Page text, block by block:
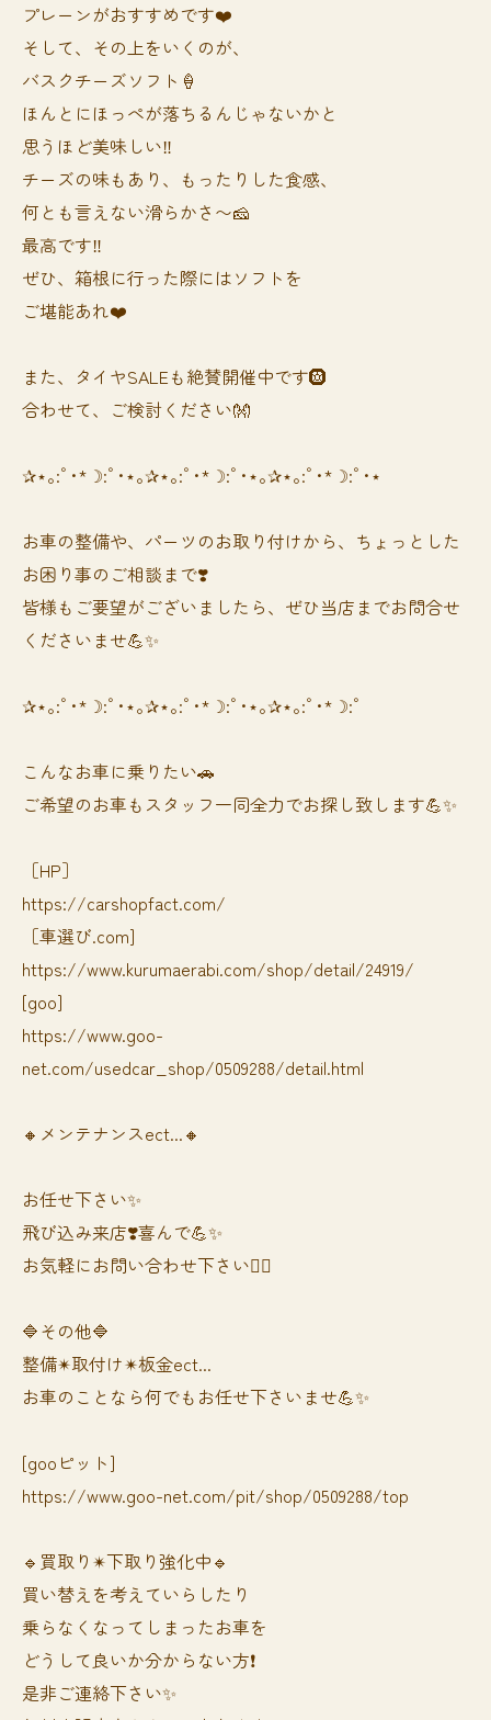
プレーンがおすすめです❤️
そして、その上をいくのが、
バスクチーズソフト🍦
ほんとにほっぺが落ちるんじゃないかと
思うほど美味しい‼️
チーズの味もあり、もったりした食感、
何とも言えない滑らかさ〜🧀
最高です‼️
ぜひ、箱根に行った際にはソフトを
ご堪能あれ❤️
また、タイヤSALEも絶賛開催中です🛞
合わせて、ご検討ください👐
✰⋆｡:ﾟ･*☽:ﾟ･⋆｡✰⋆｡:ﾟ･*☽:ﾟ･⋆｡✰⋆｡:ﾟ･*☽:ﾟ･⋆
お車の整備や、パーツのお取り付けから、ちょっとした
お困り事のご相談まで❣️
皆様もご要望がございましたら、ぜひ当店までお問合せ
くださいませ💪✨
✰⋆｡:ﾟ･*☽:ﾟ･⋆｡✰⋆｡:ﾟ･*☽:ﾟ･⋆｡✰⋆｡:ﾟ･*☽:ﾟ
⁡⁡⁡こんなお車に乗りたい🚗
ご希望のお車もスタッフ一同全力でお探し致します💪✨
［HP］
https://carshopfact.com/
［車選び.com]
https://www.kurumaerabi.com/shop/detail/24919/
[goo]
https://www.goo-
net.com/usedcar_shop/0509288/detail.html
🔸メンテナンスect...🔸
お任せ下さい✨
飛び込み来店❣️喜んで💪✨
お気軽にお問い合わせ下さい🙆‍♀️
🔷その他🔷
整備✴︎取付け✴︎板金ect...
お車のことなら何でもお任せ下さいませ💪✨
[gooピット]
https://www.goo-net.com/pit/shop/0509288/top
🔹買取り✴︎下取り強化中🔹
買い替えを考えていらしたり
乗らなくなってしまったお車を
どうして良いか分からない方❗️
是非ご連絡下さい✨